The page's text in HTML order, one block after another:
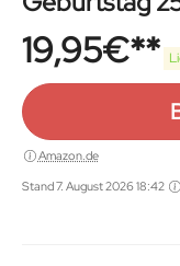
19,95€
Amazon.de
Stand 7. August 2026 18:42